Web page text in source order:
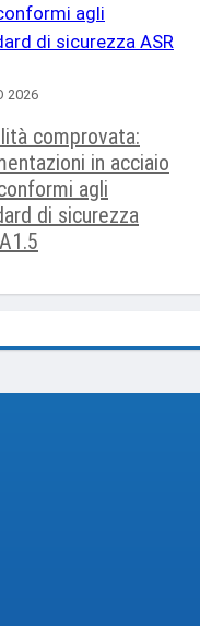
2026
comprovata:
in acciaio
agli
di sicurezza